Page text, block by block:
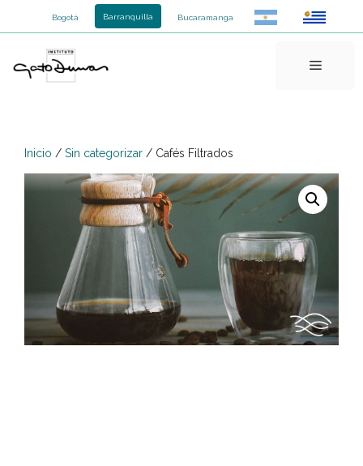
Bogotá Barranquilla Bucaramanga
Menú
Inicio / Sin categorizar / Cafés Filtrados